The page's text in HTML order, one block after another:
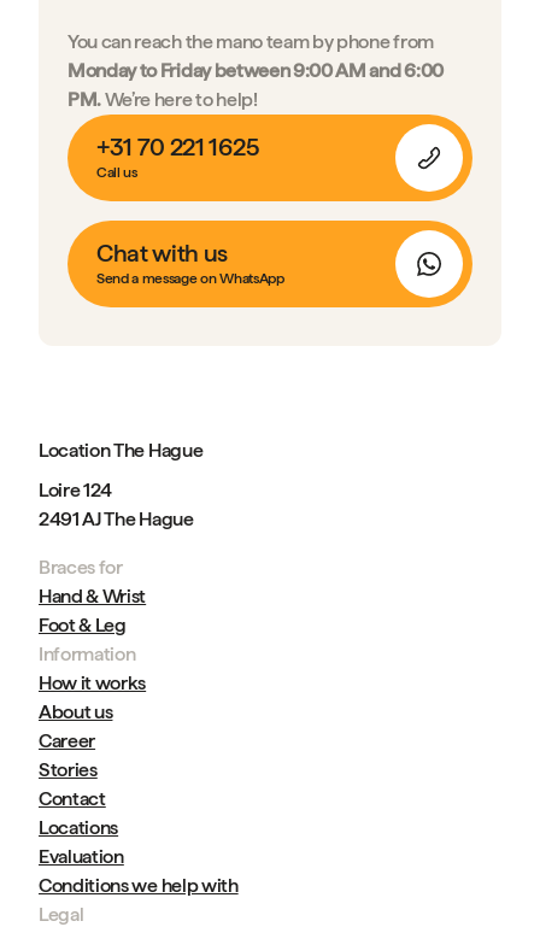
You can reach the mano team by phone from
Monday to Friday between 9:00 AM and 6:00
PM.We’re here to help!
+31 70 221 1625
Call us
Chat with us
Send a message on WhatsApp
Location The Hague
Loire 124
2491 AJ The Hague
Braces for
Hand & Wrist
Foot & Leg
Information
How it works
About us
Career
Stories
Contact
Locations
Evaluation
Conditions we help with
Legal